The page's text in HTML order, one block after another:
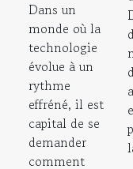
Dans un
monde où la
technologie
évolue à un
rythme
effréné, il est
capital de se
demander
comment